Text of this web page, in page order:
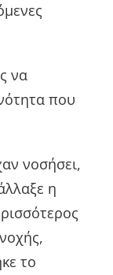
να
που
νοσήσει,
η
το